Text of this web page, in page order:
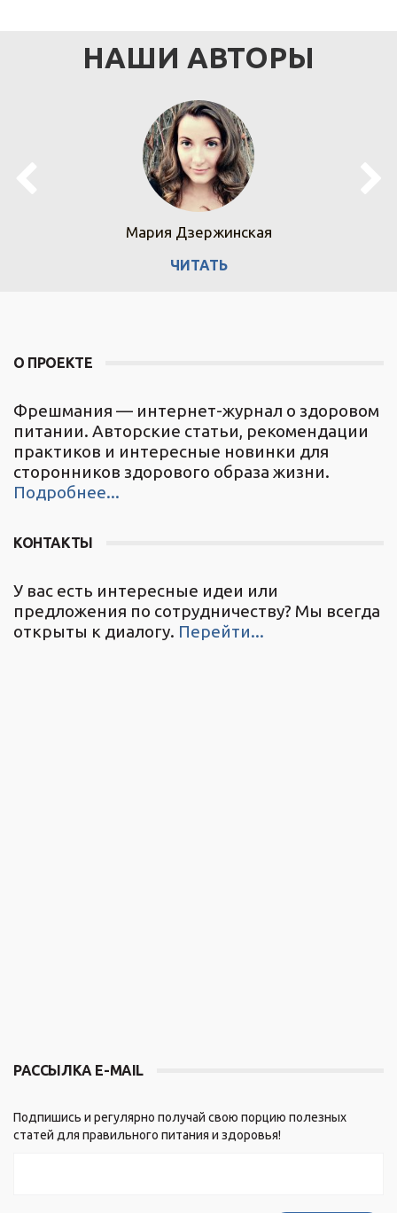
НАШИ АВТОРЫ
Мария Дзержинская
ЧИТАТЬ
О ПРОЕКТЕ
Фрешмания — интернет-журнал о здоровом
питании. Авторские статьи, рекомендации
практиков и интересные новинки для
сторонников здорового образа жизни.
Подробнее...
КОНТАКТЫ
У вас есть интересные идеи или
предложения по сотрудничеству? Мы всегда
открыты к диалогу. Перейти...
РАССЫЛКА E-MAIL
Подпишись и регулярно получай свою порцию полезных
статей для правильного питания и здоровья!